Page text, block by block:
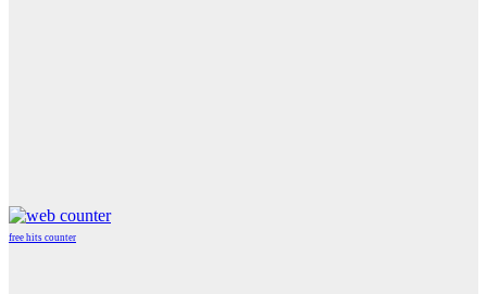
free hits counter